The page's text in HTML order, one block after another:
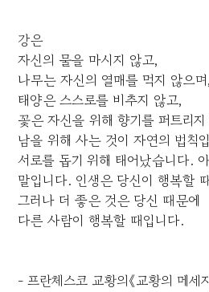
강은
자신의 물을 마시지 않고,
나무는 자신의 열매를 먹지 않으며,
태양은 스스로를 비추지 않고,
꽃은 자신을 위해 향기를 퍼트리
남을 위해 사는 것이 자연의 법칙
서로를 돕기 위해 태어났습니다.
말입니다. 인생은 당신이 행복할
그러나 더 좋은 것은 당신 때문에
다른 사람이 행복할 때입니다.
- 프란체스코 교황의《교황의 메세